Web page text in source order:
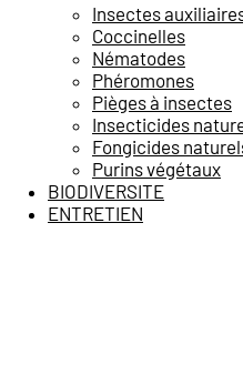
Insectes
Coccinelles
Nématodes
Phéromones
Pièges à insectes
Insecticides
Fongicides
Purins végétaux
BIODIVERSITE
ENTRETIEN